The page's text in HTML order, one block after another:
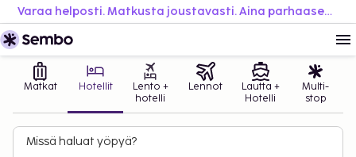
Varaa helposti. Matkusta joustavasti. Aina parhaaseen hintaan.
Matkat Hotellit
Lento +
hotelli
Lennot
Lautta +
Hotelli
Multi-
stop
Missä haluat yöpyä?